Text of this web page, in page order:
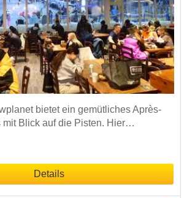
bietet ein gemütliches Après-
mit Blick auf die Pisten. Hier…
Details